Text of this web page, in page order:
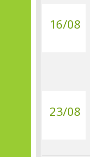
16/08
23/08